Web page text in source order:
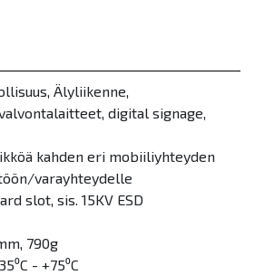
Älyliikenne,
digital signage,
kahden eri mobiiliyhteyden
varayhteydelle
slot, sis. 15KV ESD
790g
- +75⁰C